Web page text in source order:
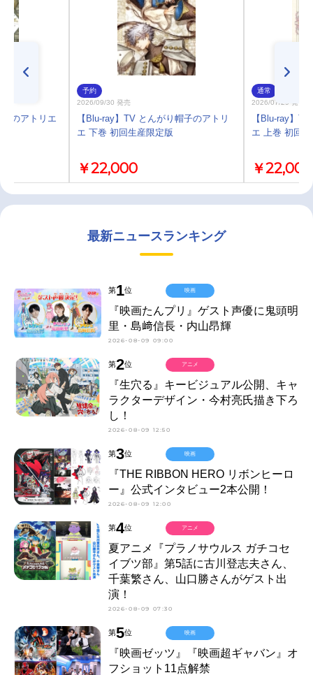
のアトリエ
予約
2026/09/30 発売
【Blu-ray】TV とんがり帽子のアトリ
エ 下巻 初回生産限定版
￥22,000
通常
2026/07/29 発売
【Blu-ray】
エ 上巻 初回
￥22,000
最新ニュースランキング
第1位
『映画たんプリ』ゲスト声優に鬼頭明
里・島﨑信長・内山昂輝
2026-08-09 09:00
映画
第2位
『生穴る』キービジュアル公開、キャ
ラクターデザイン・今村亮氏描き下ろ
し！
2026-08-09 12:50
アニメ
第3位
『THE RIBBON HERO リボンヒーロ
ー』公式インタビュー2本公開！
2026-08-09 12:00
映画
第4位
夏アニメ『プラノサウルス ガチコセ
イブツ部』第5話に古川登志夫さん、
千葉繁さん、山口勝さんがゲスト出
演！
2026-08-09 07:30
アニメ
第5位
『映画ゼッツ』『映画超ギャバン』オ
フショット11点解禁
映画